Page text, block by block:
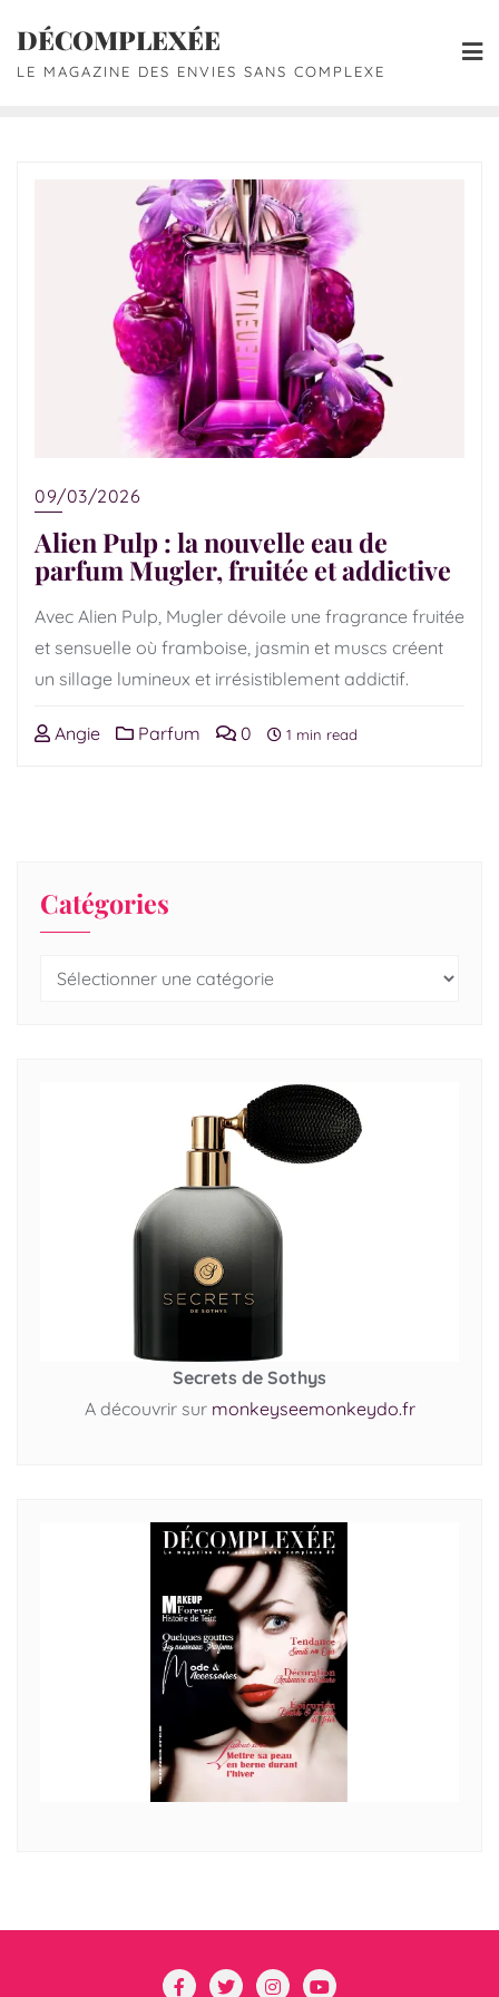
DÉCOMPLEXÉE
LE MAGAZINE DES ENVIES SANS COMPLEXE
09/03/2026
Alien Pulp : la nouvelle eau de
parfum Mugler, fruitée et addictive
Avec Alien Pulp, Mugler dévoile une fragrance fruitée
et sensuelle où framboise, jasmin et muscs créent
un sillage lumineux et irrésistiblement addictif.
Angie Parfum 0 1 min read
Catégories
Secrets de Sothys
A découvrir sur monkeyseemonkeydo.fr